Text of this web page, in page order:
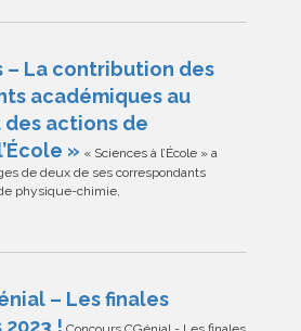
– La contribution des
académiques au
actions de
» « Sciences à l’École » a
de deux de ses correspondants
physique-chimie,
– Les finales
!